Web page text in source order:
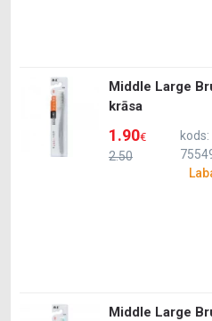
Middle Large
krāsa
2.50
1.90€
Middle Large